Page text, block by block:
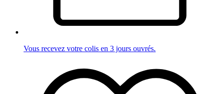
Vous recevez votre colis en 3 jours ouvrés.